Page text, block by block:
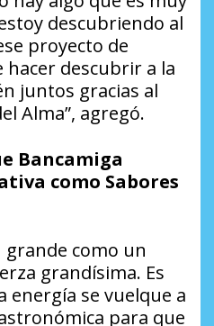
descubriendo al
proyecto de
descubrir a la
juntos gracias al
Alma”, agregó.
Bancamiga
como Sabores
como un
grandísima. Es
energía se vuelque a
para que